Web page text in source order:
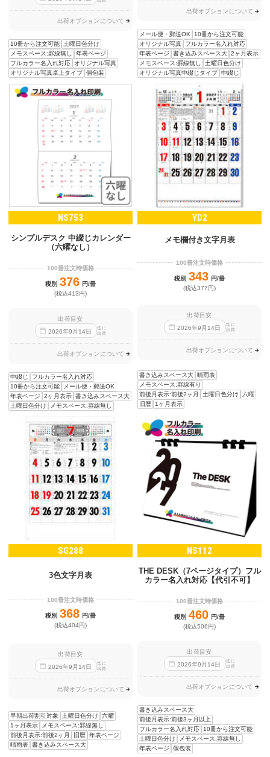
出荷オプションについて
10冊から注文可能
土曜日色分け
メモスペース:罫線無し
年表ページ
フルカラー名入れ対応
オリジナル写真
オリジナル写真卓上タイプ 個包装
出荷オプションについて
メール便・郵送OK 10冊から注文可能
オリジナル写真
フルカラー名入れ対応
年表ページ
書き込みスペース大 2ヶ月表示
メモスペース:罫線無し
土曜日色分け
オリジナル写真中綴じタイプ 中綴じ
NS753
シンプルデスク 中綴じカレンダー
（六曜なし）
100冊注文時価格
税別 376 円/冊
(税込413円)
出荷目安
2026年9 月14日
迄に
出荷
出荷オプションについて
中綴じ
フルカラー名入れ対応
10冊から注文可能
メール便・郵送OK
年表ページ
2ヶ月表示 書き込みスペース大
土曜日色分け
メモスペース:罫線無し
YD2
メモ欄付き文字月表
100冊注文時価格
税別 343 円/冊
(税込377円)
出荷目安
2026年9 月14日
迄に
出荷
出荷オプションについて
書き込みスペース大 晴雨表
メモスペース:罫線有り
前後月表示:前後2ヶ月
土曜日色分け
六曜
旧暦 1ヶ月表示
SG288
3色文字月表
100冊注文時価格
税別 368 円/冊
(税込404円)
出荷目安
2026年9 月 14日
迄に
出荷
出荷オプションについて
早期出荷割引対象 土曜日色分け
六曜
1ヶ月表示
メモスペース:罫線無し
前後月表示:前後2ヶ月
旧暦 年表ページ
晴雨表 書き込みスペース大
NS112
THE DESK（7ページタイプ）フル
カラー名入れ対応【代引不可】
100冊注文時価格
税別 460 円/冊
(税込506円)
出荷目安
2026年9 月14日
迄に
出荷
出荷オプションについて
書き込みスペース大
前後月表示:前後3ヶ月以上
フルカラー名入れ対応 10冊から注文可能
土曜日色分け
メモスペース:罫線無し
年表ページ
個包装